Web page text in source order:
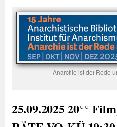
Anarchie ist der Rede
25.09.2025 20°°